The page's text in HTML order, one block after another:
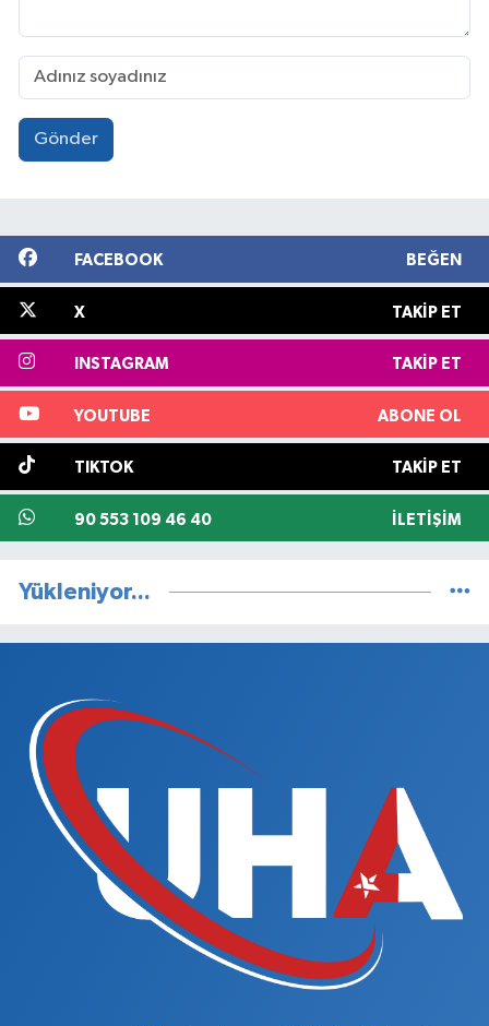
Gönder
FACEBOOK BEĞEN
X TAKIP ET
INSTAGRAM TAKIP ET
YOUTUBE ABONE OL
TIKTOK TAKIP ET
90 553 109 46 40 İLETIŞIM
Yükleniyor...